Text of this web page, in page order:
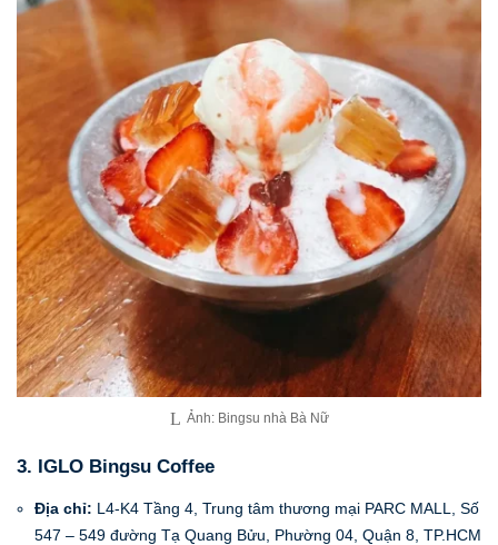
Ảnh: Bingsu nhà Bà Nữ
3. IGLO Bingsu Coffee
Địa chỉ: L4-K4 Tầng 4, Trung tâm thương mại PARC MALL, Số
547 – 549 đường Tạ Quang Bửu, Phường 04, Quận 8, TP.HCM